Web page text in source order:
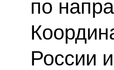
по
России